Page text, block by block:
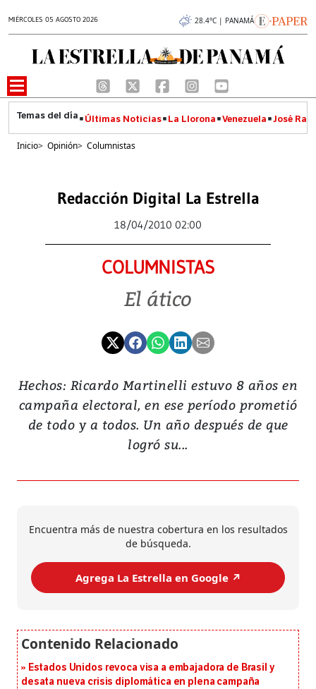
MIÉRCOLES 05 AGOSTO 2026 28.4°C | PANAMÁ
Últimas Noticias La Llorona Venezuela José
Inicio> Opinión> Columnistas
Redacción Digital La Estrella
18/04/2010 02:00
COLUMNISTAS
El ático
Hechos: Ricardo Martinelli estuvo 8 años en
campaña electoral, en ese período prometió
de todo y a todos. Un año después de que
logró su...
Encuentra más de nuestra cobertura en los resultados
de búsqueda.
Agrega La Estrella en Google ↗️
Estados Unidos revoca visa a embajadora de Brasil y
desata nueva crisis diplomática en plena campaña